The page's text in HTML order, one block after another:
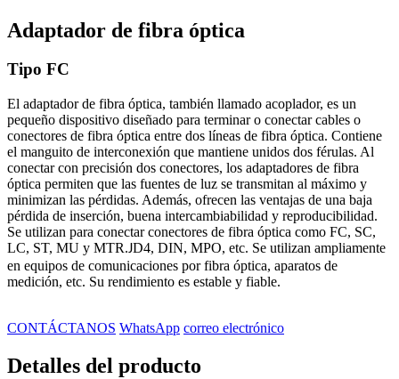
Adaptador de fibra óptica
Tipo FC
El adaptador de fibra óptica, también llamado acoplador, es un
pequeño dispositivo diseñado para terminar o conectar cables o
conectores de fibra óptica entre dos líneas de fibra óptica. Contiene
el manguito de interconexión que mantiene unidos dos férulas. Al
conectar con precisión dos conectores, los adaptadores de fibra
óptica permiten que las fuentes de luz se transmitan al máximo y
minimizan las pérdidas. Además, ofrecen las ventajas de una baja
pérdida de inserción, buena intercambiabilidad y reproducibilidad.
Se utilizan para conectar conectores de fibra óptica como FC, SC,
LC, ST, MU y MTR.JD4, DIN, MPO, etc. Se utilizan ampliamente
en equipos de comunicaciones por fibra óptica, aparatos de
medición, etc. Su rendimiento es estable y fiable.
CONTÁCTANOS WhatsApp correo electrónico
Detalles del producto